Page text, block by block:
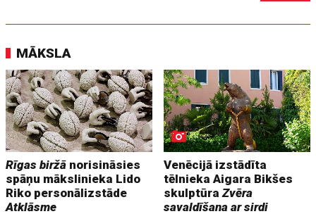
MĀKSLA
Rīgas biržā norisināsies
spāņu mākslinieka Lido
Riko personālizstāde
Atklāsme
Venēcijā izstādīta
tēlnieka Aigara Bikšes
skulptūraZvēra
savaldīšana ar sirdi